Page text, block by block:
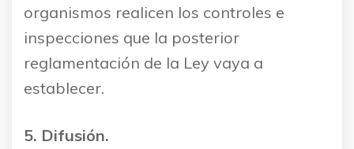
organismos realicen los controles e
inspecciones que la posterior
reglamentación de la Ley vaya a
establecer.
5. Difusión.